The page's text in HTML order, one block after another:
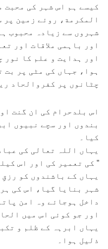
کیسے ہم اس شہر کی محبت
المكرمة، روئے زمین
شہروں سے زیادہ محبوب
اور باہمی ملاقات اور
اور ہدایت و علم کا نور
ہوا، جہاں کی مٹی پر
چٹانوں پر کفروالحاد
اس بلدحرام کی ان گنت
بندوں اور سچے نبیوں
کیا۔
یہاں اللہ تعالی کی
” کی تعمیر کی اور اس
یہاں کے باشندوں کو
شہر بنایا گیا، اس کی
داخل ہوجائے وہ امن
اور جو کوئی اس میں
یہاں ابرہہ کے ظلم و
ذلیل ہوا۔